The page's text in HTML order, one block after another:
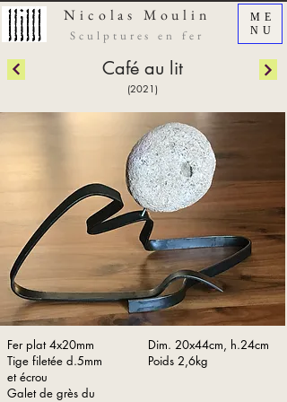
Nicolas Moulin
Sculptures en fer
ME
NU
Café au lit
(2021)
Fer plat 4x20mm
Tige filetée d.5mm
et écrou
Galet de grès du
Dim. 20x44cm, h.24cm
Poids 2,6kg